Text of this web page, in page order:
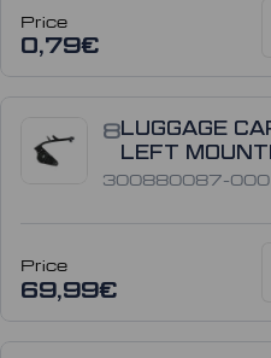
Price
0,79€
8LUGGAGE
LEFT
300880087-
300880087-
Price
69,99€